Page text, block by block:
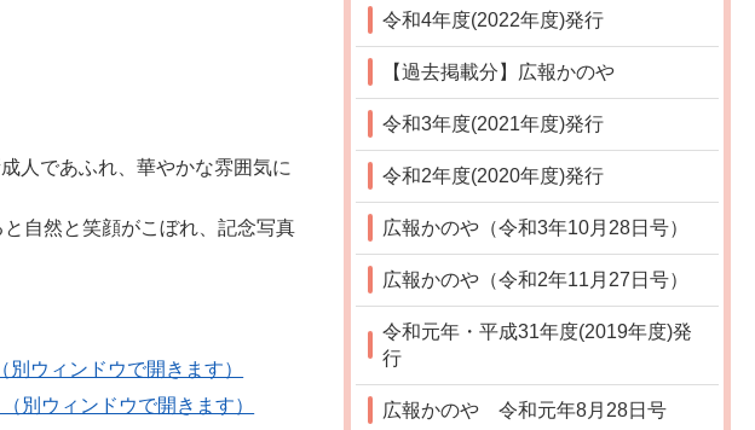
人であふれ、華やかな雰囲気に
自然と笑顔がこぼれ、記念写真
ウィンドウで開きます）
別ウィンドウで開きます）
令和4年度(2022年度)発行
【過去掲載分】広報かのや
令和3年度(2021年度)発行
令和2年度(2020年度)発行
広報かのや（令和3年10月28日号）
広報かのや（令和2年11月27日号）
令和元年・平成31年度(2019年度)発
行
広報かのや 令和元年8月28日号